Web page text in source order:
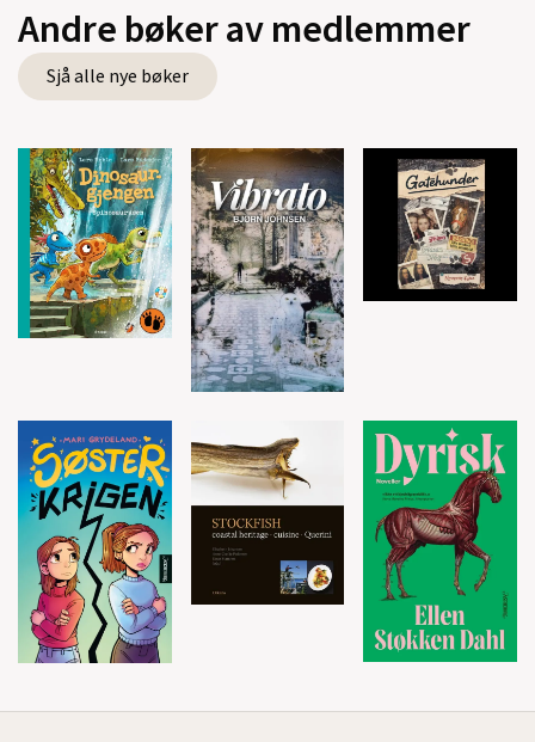
Andre bøker av medlemmer
Sjå alle nye bøker